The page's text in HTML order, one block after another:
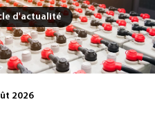
d'actualité
2026